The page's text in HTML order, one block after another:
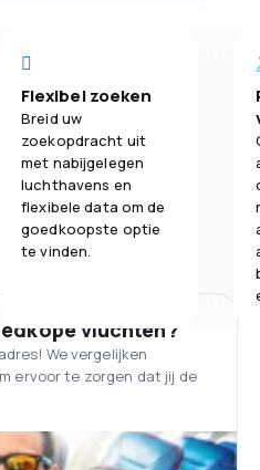
Flexibel zoeken
Breid uw
zoekopdracht uit
met nabijgelegen
luchthavens en
flexibele data om de
goedkoopste optie
te vinden.
vluchten?
We vergelijken
ervoor te zorgen dat jij de